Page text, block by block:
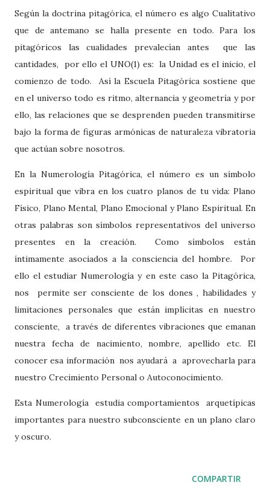
Según la doctrina pitagórica, el número es algo Cualitativo
que de antemano se halla presente en todo. Para los
pitagóricos las cualidades prevalecían antes que las
cantidades, por ello el UNO(1) es:la Unidades el inicio, el
comienzo de todo. Así la Escuela Pitagórica sostiene que
en el universo todo es ritmo, alternancia y geometría y por
ello, las relaciones que se desprenden pueden transmitirse
bajo la forma de figuras armónicas de naturaleza vibratoria
que actúan sobre nosotros.
En la Numerología Pitagórica, el número es un símbolo
espiritual que vibra en los cuatro planos de tu vida: Plano
Físico, Plano Mental, Plano Emocional y Plano Espiritual. En
otras palabras son símbolos representativos del universo
presentes en la creación.
Como símbolos están
íntimamente asociados a la consciencia del hombre.
Por
ello el estudiar Numerología y en este caso la Pitagórica,
nos
permite ser consciente de los dones , habilidades y
limitaciones personales que están implícitas en nuestro
consciente,
a través de diferentes vibraciones que emanan
nuestra fecha de nacimiento, nombre, apellido etc. El
conocer esa información nos ayudará a aprovecharla para
nuestro Crecimiento Personal o Autoconocimiento.
Esta Numerología estudia comportamientos arquetípicas
importantes para nuestro subconsciente en un plano claro
y oscuro.
COMPARTIR